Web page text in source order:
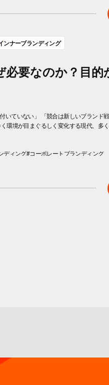
ンナーブランディング
必要なのか？目的
いていない」 「競合は新しいブランド
環境が目まぐるしく変化する現代、多
ディング#コーポレートブランディング